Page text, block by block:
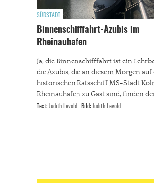
SÜDSTADT
Binnenschifffahrt-Azubis im
Rheinauhafen
Ja, die Binnenschifffahrt ist ein
die Azubis, die an diesem Morgen auf
historischen Ratsschiff MS-Stadt
Rheinauhafen zu Gast sind, finden
Text: Judith Levold Bild: Judith Levold